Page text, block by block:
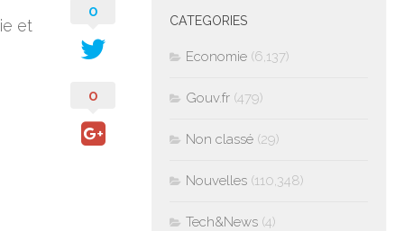
et
0
0
CATEGORIES
Economie (6,137)
Gouv.fr (479)
Non classé (29)
Nouvelles (110,348)
Tech&News (4)